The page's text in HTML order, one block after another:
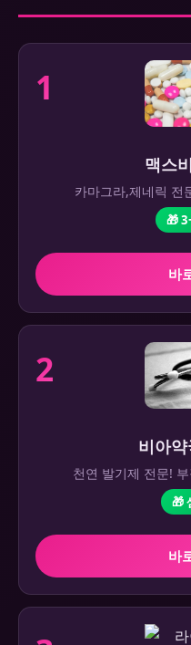
1
맥스
카마그라,제네릭 전
🎁
바
2
비아
천연 발기제 전문!
🎁
바